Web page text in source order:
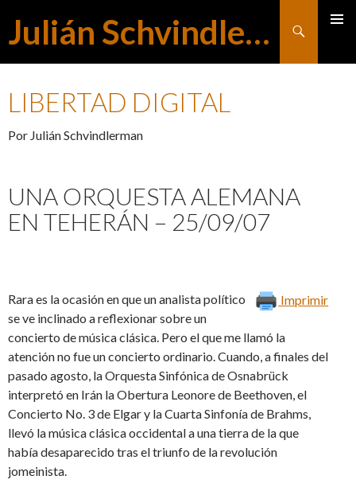
Julián Schvindlerman
Buscar
LIBERTAD DIGITAL
Por Julián Schvindlerman
UNA ORQUESTA ALEMANA
EN TEHERÁN – 25/09/07
Imprimir
Rara es la ocasión en que un analista político
se ve inclinado a reflexionar sobre un
concierto de música clásica. Pero el que me llamó la
atención no fue un concierto ordinario. Cuando, a finales del
pasado agosto, la Orquesta Sinfónica de Osnabrück
interpretó en Irán la Obertura Leonore de Beethoven, el
Concierto No. 3 de Elgar y la Cuarta Sinfonía de Brahms,
llevó la música clásica occidental a una tierra de la que
había desaparecido tras el triunfo de la revolución
jomeinista.